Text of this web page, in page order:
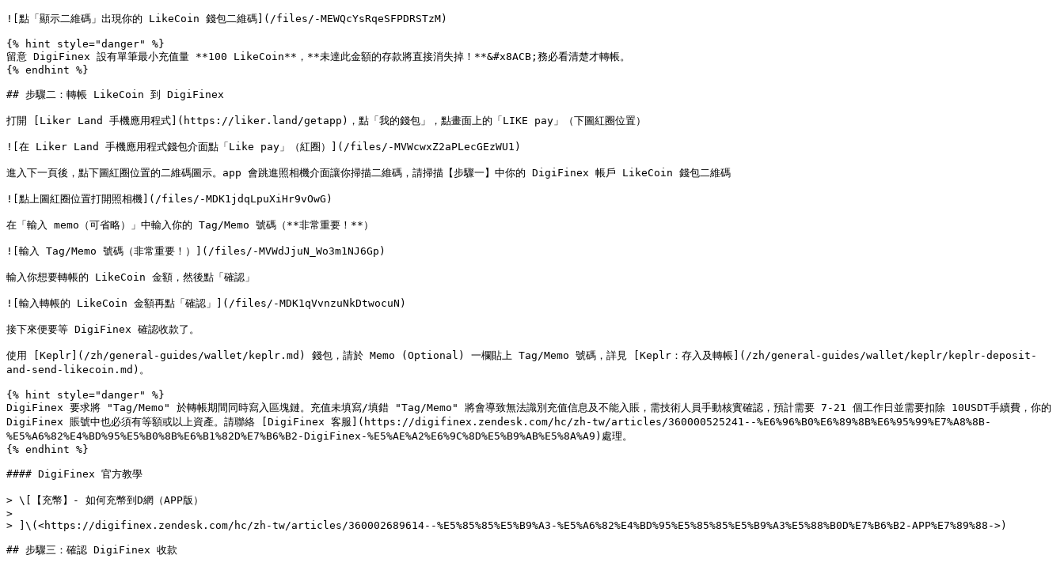
![點「顯示二維碼」出現你的 LikeCoin 錢包二維碼](/files/-MEWQcYsRqeSFPDRSTzM)
{% hint style="danger" %}
留意 DigiFinex 設有單筆最小充值量 **100 LikeCoin**，**未達此金額的存款將直接消失掉！**&#x8ACB;務必看清楚才轉帳。
{% endhint %}
## 步驟二：轉帳 LikeCoin 到 DigiFinex
打開 [Liker Land 手機應用程式](https://liker.land/getapp)，點「我的錢包」，點畫面上的「LIKE pay」（下圖紅圈位置）
![在 Liker Land 手機應用程式錢包介面點「Like pay」（紅圈）](/files/-MVWcwxZ2aPLecGEzWU1)
進入下一頁後，點下圖紅圈位置的二維碼圖示。app 會跳進照相機介面讓你掃描二維碼，請掃描【步驟一】中你的 DigiFinex 帳戶 LikeCoin 錢包二維碼
![點上圖紅圈位置打開照相機](/files/-MDK1jdqLpuXiHr9vOwG)
在「輸入 memo（可省略）」中輸入你的 Tag/Memo 號碼（**非常重要！**）
![輸入 Tag/Memo 號碼（非常重要！）](/files/-MVWdJjuN_Wo3m1NJ6Gp)
輸入你想要轉帳的 LikeCoin 金額，然後點「確認」
![輸入轉帳的 LikeCoin 金額再點「確認」](/files/-MDK1qVvnzuNkDtwocuN)
接下來便要等 DigiFinex 確認收款了。
使用 [Keplr](/zh/general-guides/wallet/keplr.md) 錢包，請於 Memo (Optional) 一欄貼上 Tag/Memo 號碼，詳見 [Keplr：存入及轉帳](/zh/general-guides/wallet/keplr/keplr-deposit-
and-send-likecoin.md)。
{% hint style="danger" %}
DigiFinex 要求將 "Tag/Memo" 於轉帳期間同時寫入區塊鏈。充值未填寫/填錯 "Tag/Memo" 將會導致無法識別充值信息及不能入賬，需技術人員手動核實確認，預計需要 7-21 個工作日並需要扣除 10USDT手續費，你的
DigiFinex 賬號中也必須有等額或以上資產。請聯絡 [DigiFinex 客服](https://digifinex.zendesk.com/hc/zh-tw/articles/360000525241--%E6%96%B0%E6%89%8B%E6%95%99%E7%A8%8B-
%E5%A6%82%E4%BD%95%E5%B0%8B%E6%B1%82D%E7%B6%B2-DigiFinex-%E5%AE%A2%E6%9C%8D%E5%B9%AB%E5%8A%A9)處理。
{% endhint %}
#### DigiFinex 官方教學
> \[【充幣】- 如何充幣到D網（APP版）
>
> ]\(<https://digifinex.zendesk.com/hc/zh-tw/articles/360002689614--%E5%85%85%E5%B9%A3-%E5%A6%82%E4%BD%95%E5%85%85%E5%B9%A3%E5%88%B0D%E7%B6%B2-APP%E7%89%88->)
## 步驟三：確認 DigiFinex 收款